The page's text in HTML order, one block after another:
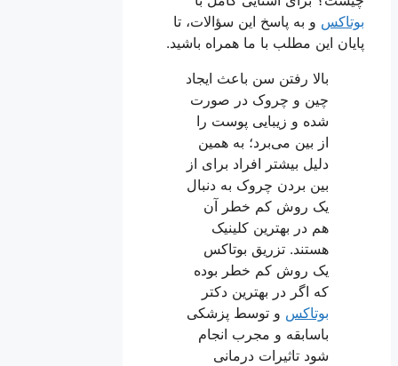
بوتاکس و به پاسخ این سؤالات، تا
پایان این مطلب با ما همراه باشید.
بالا رفتن سن باعث ایجاد
چین ‌و ‌چروک در صورت
شده و زیبایی پوست را
از بین می‌برد؛ به همین
دلیل بیشتر افراد برای از
بین بردن چروک به دنبال
یک روش کم خطر آن
هم در بهترین کلینیک
هستند. تزریق بوتاکس
یک روش کم خطر بوده
که اگر در بهترین دکتر
بوتاکس و توسط پزشکی
باسابقه و مجرب انجام
شود تاثیرات درمانی